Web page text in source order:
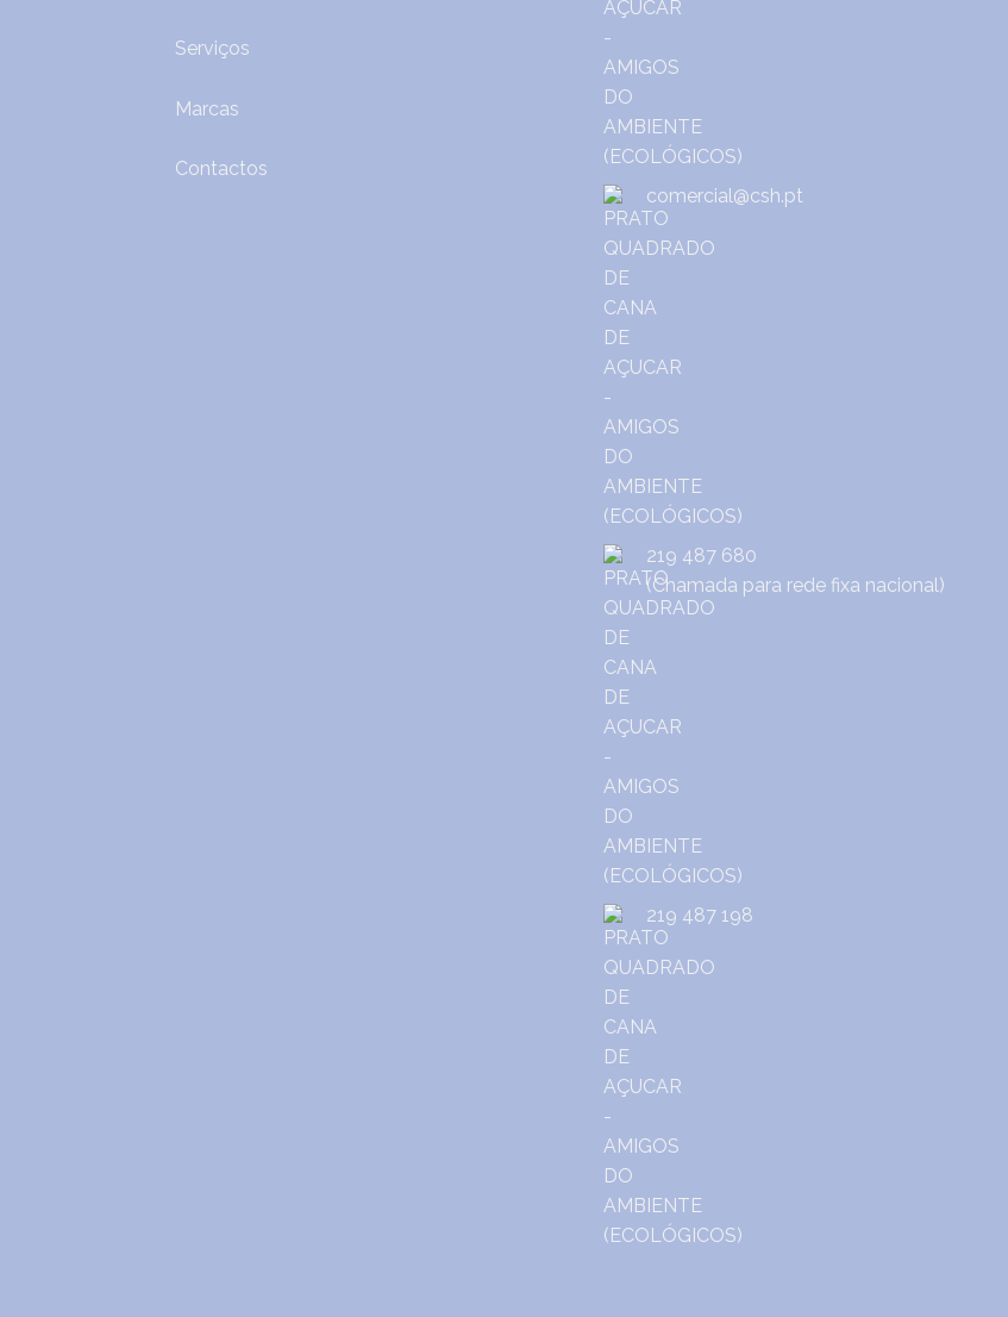
Serviços
Marcas
Contactos
comercial@csh.pt
219 487 680
(Chamada para rede fixa nacional)
219 487 198